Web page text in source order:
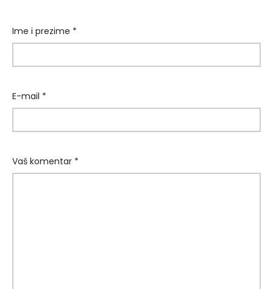
Ime i prezime *
E-mail *
Vaš komentar *